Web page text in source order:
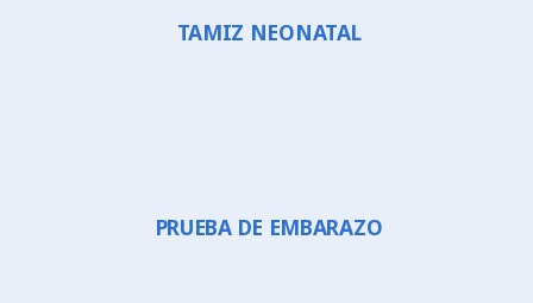
TAMIZ NEONATAL
PRUEBA DE EMBARAZO